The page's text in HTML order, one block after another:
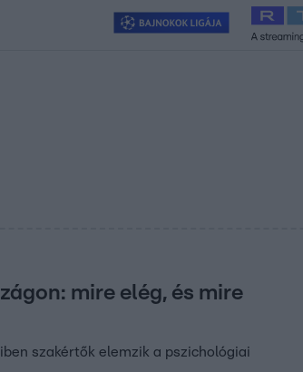
Exek csatája 2026 Celeb
mire elég, és mire
szakértők elemzik a pszichológiai